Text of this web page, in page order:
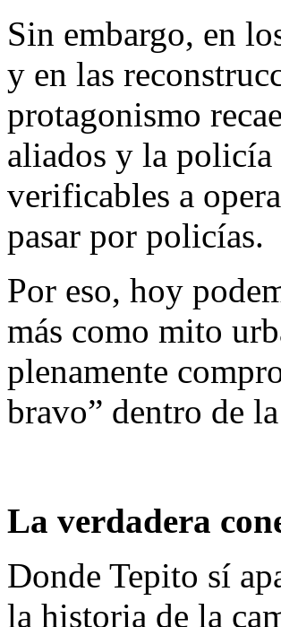
Sin embargo, en
y en las
protagonismo
aliados y la policía
verificables a
pasar por policías.
Por eso, hoy
más como mito
plenamente
bravo” dentro de
La verdadera
Donde Tepito sí
la historia de la